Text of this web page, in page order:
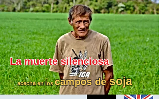
La muerte silenciosa
acecha en los campos de soja